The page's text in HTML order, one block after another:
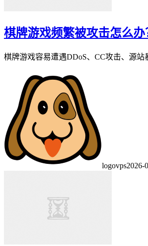
棋牌游戏频繁被攻击怎么
棋牌游戏容易遭遇DDoS、CC攻击、源
logovps2026-